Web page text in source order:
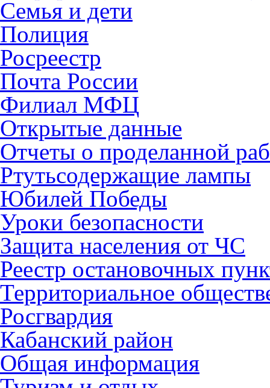
Семья и дети
Полиция
Росреестр
Почта России
Филиал МФЦ
Открытые данные
Отчеты о проделанной
Ртутьсодержащие лампы
Юбилей Победы
Уроки безопасности
Защита населения от ЧС
Реестр остановочных
Территориальное
Росгвардия
Кабанский район
Общая информация